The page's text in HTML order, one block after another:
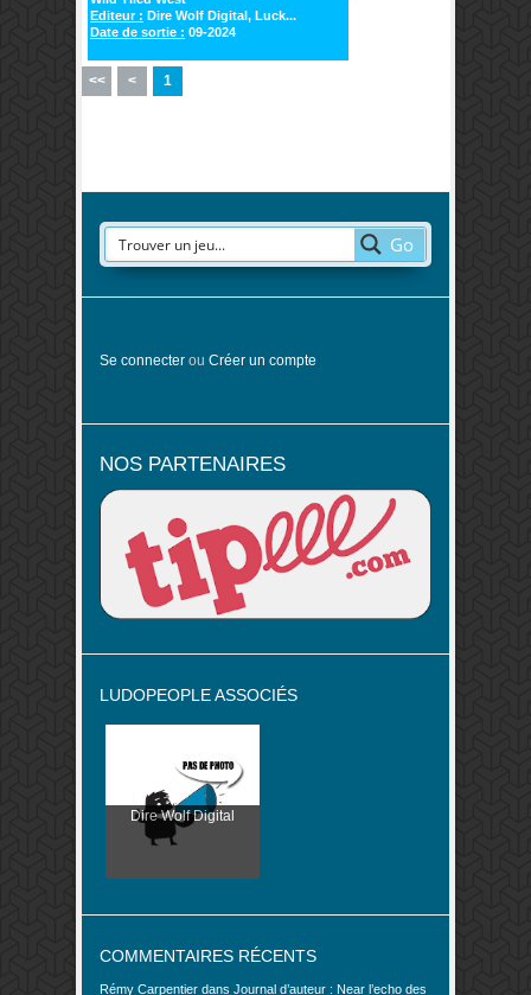
Editeur : Dire Wolf Digital, Luck...
Date de sortie : 09-2024
<< < 1
Go
Se connecter ou Créer un compte
NOS PARTENAIRES
LUDOPEOPLE ASSOCIÉS
Dire Wolf Digital
COMMENTAIRES RÉCENTS
Rémy Carpentier dans Journal d’auteur : Near l’echo des